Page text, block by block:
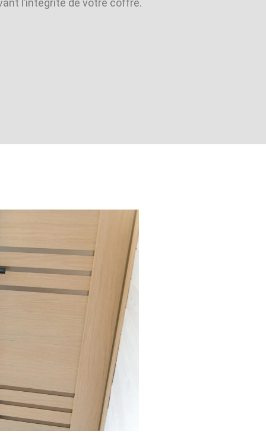
l’intégrité de votre coffre.